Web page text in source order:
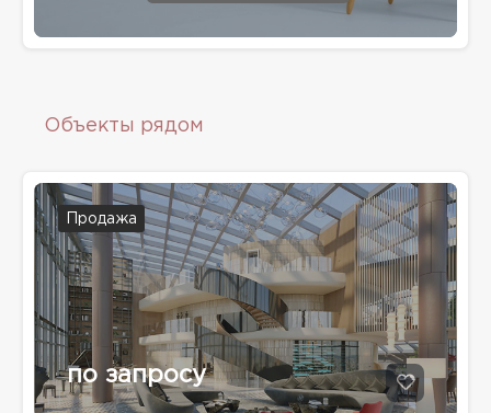
Объекты рядом
Продажа
по запросу